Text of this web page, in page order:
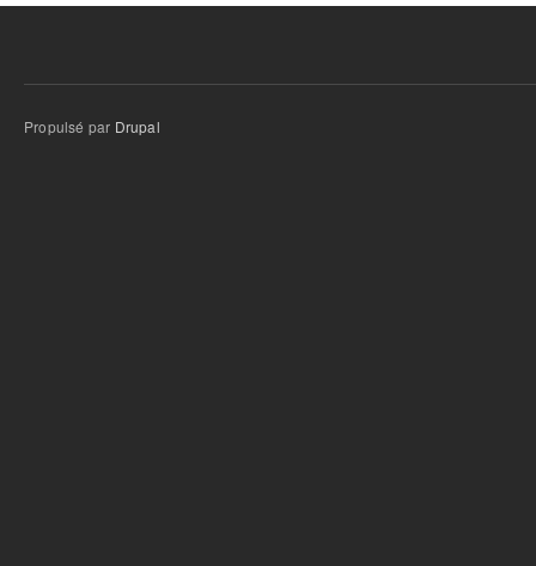
Propulsé par Drupal